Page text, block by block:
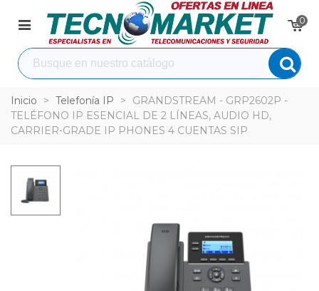
0
Inicio > Telefonía IP >
GRANDSTREAM - GRP2602P -
TELÉFONO IP ESENCIAL DE 2 LÍNEAS, AUDIO HD,
CARRIER-GRADE IP PHONES 4 CUENTAS SIP